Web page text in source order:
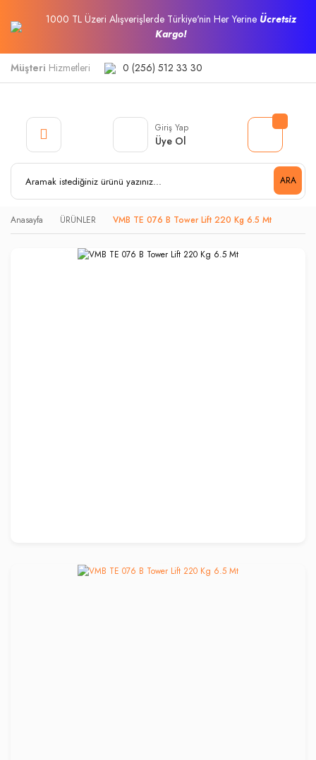
1000 TL Üzeri Alışverişlerde Türkiye'nin Her Yerine Ücretsiz
Kargo!
Müşteri Hizmetleri 0 (256) 512 33 30
ARA
Giriş Yap
Üye Ol
Anasayfa ÜRÜNLER VMB TE 076 B Tower Lift 220 Kg 6.5 Mt